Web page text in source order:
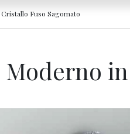
Fuso Sagomato
Moderno